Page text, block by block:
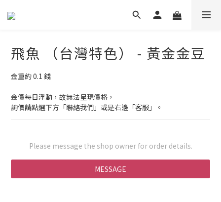
飛魚 （台灣特色） - 黃金金豆
金重約 0.1 錢
金價每日浮動，故無法呈現價格，
詢價請點選下方「聯絡我們」或是右邊「客服」。
Please message the shop owner for order details.
MESSAGE